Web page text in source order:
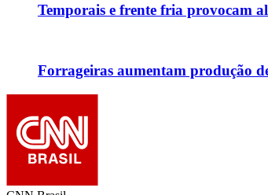
Temporais e frente fria provocam
Forrageiras aumentam produção